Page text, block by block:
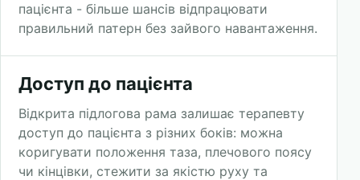
пацієнта - більше шансів відпрацювати
правильний патерн без зайвого навантаження.
Доступ до пацієнта
Відкрита підлогова рама залишає терапевту
доступ до пацієнта з різних боків: можна
коригувати положення таза, плечового поясу
чи кінцівки, стежити за якістю руху та